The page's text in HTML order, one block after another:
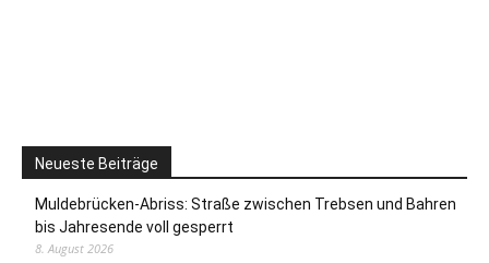
Neueste Beiträge
Muldebrücken-Abriss: Straße zwischen Trebsen und Bahren
bis Jahresende voll gesperrt
8. August 2026